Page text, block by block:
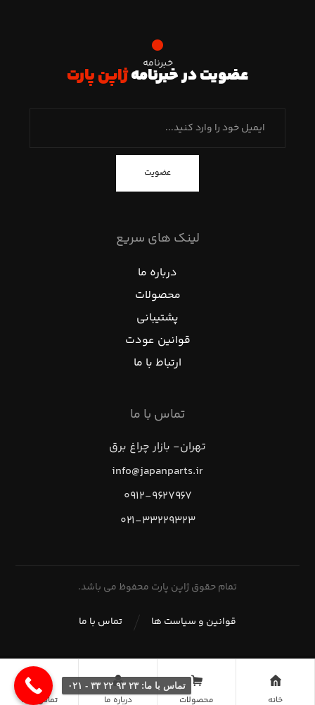
خبرنامه
عضویت در خبرنامهژاپن پارت
عضویت
لینک های سریع
درباره ما
محصولات
پشتیبانی
قوانین عودت
ارتباط با ما
تماس با ما
تهران- بازار چراغ برق
info@japanparts.ir
۰۹۱۲-۹۶۲۷۹۶۷
۰۲۱-۳۳۲۲۹۳۲۳
تمام حقوق ژاپن پارت محفوظ می باشد.
تماس با ما قوانین و سیاست ها
خانه محصولات درباره ما تماس با ما
تماس با ما: ۲۳ ۹۳ ۲۲ ۳۳ - ۰۲۱